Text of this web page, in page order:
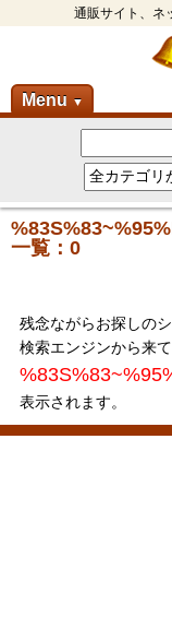
通販サイト、ネ
Menu ▼
一覧：0
残念ながらお探しの
検索エンジンから来
表示されます。